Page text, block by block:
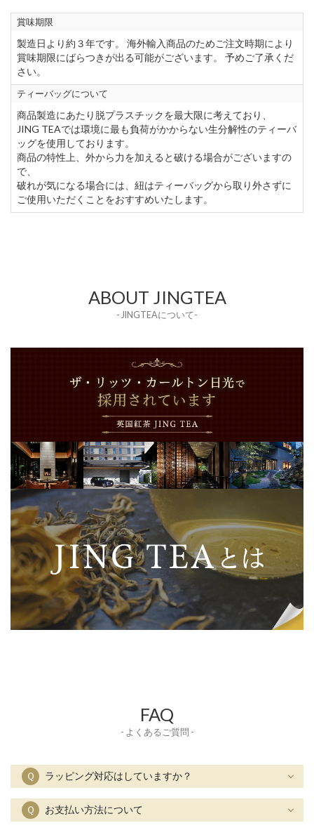
賞味期限
製造日より約３年です。 海外輸入商品のためご注文時期により
賞味期限にばらつきが出る可能がございます。 予めご了承くだ
さい。
ティーバッグについて
商品製造にあたり脱プラスチックを最大限に考えており、
JING TEAでは環境に最も負荷がかからない生分解性のティーバ
ッグを使用しております。
商品の特性上、外から力を加えると破ける場合がございますの
で、
破れが気になる場合には、紐はティーバッグから取り外さずに
ご使用いただくことをおすすめいたします。
ABOUT JINGTEA
- JINGTEAについて-
FAQ
- よくあるご質問 -
Ｑ ラッピング対応はしていますか？
Ｑ お支払い方法について